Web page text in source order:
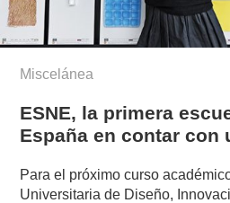
Miscelánea
ESNE, la primera
España en contar con
Para el próximo curso
Universitaria de Diseño,